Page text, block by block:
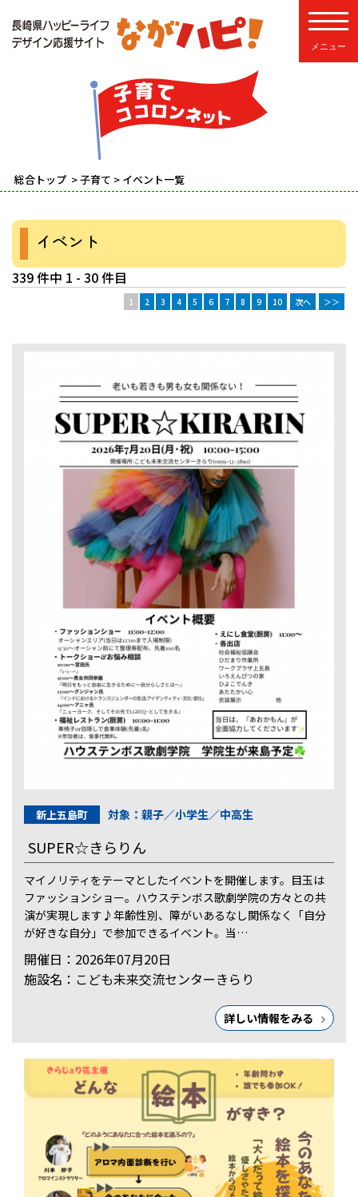
総合トップ >子育て > イベント一覧
イベント
339 件中 1 - 30 件目
1 2 3 4 5 6 7 8 9 10 次へ ＞＞
新上五島町 対象：親子／小学生／中高生
SUPER☆きらりん
マイノリティをテーマとしたイベントを開催します。目玉は
ファッションショー。ハウステンボス歌劇学院の方々との共
演が実現します♪年齢性別、障がいあるなし関係なく「自分
が好きな自分」で参加できるイベント。当…
開催日：2026年07月20日
施設名：こども未来交流センターきらり
詳しい情報をみる